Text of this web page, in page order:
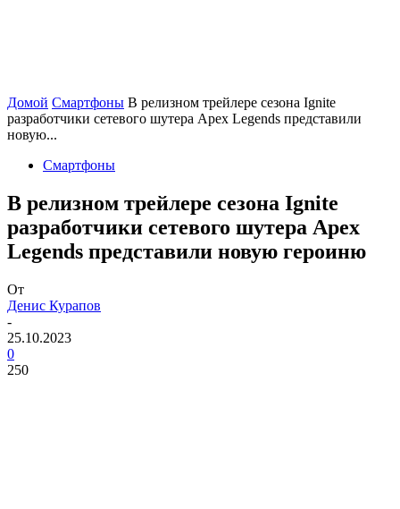
Домой Смартфоны В релизном трейлере сезона Ignite
разработчики сетевого шутера Apex Legends представили
новую...
Смартфоны
В релизном трейлере сезона Ignite
разработчики сетевого шутера Apex
Legends представили новую героиню
От
Денис Курапов
-
25.10.2023
0
250